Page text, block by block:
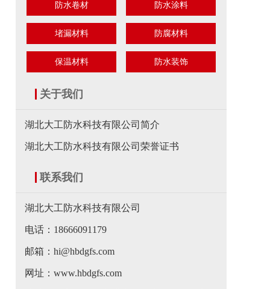
防水卷材 防水涂料
堵漏材料 防腐材料
保温材料 防水装饰
关于我们
湖北大工防水科技有限公司简介
湖北大工防水科技有限公司荣誉证书
联系我们
湖北大工防水科技有限公司
电话：18666091179
邮箱：hi@hbdgfs.com
网址：www.hbdgfs.com